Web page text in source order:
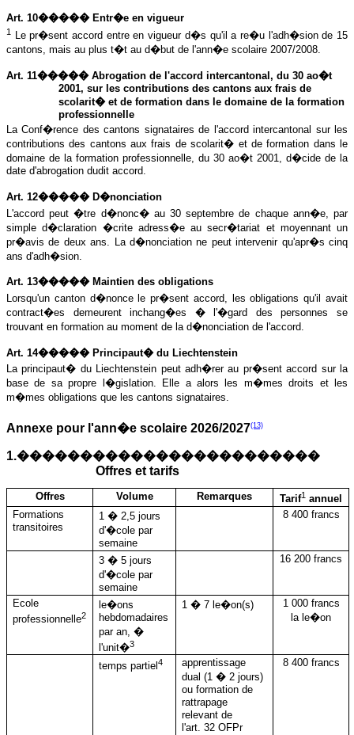
Art. 10����� Entr�e en vigueur
1
Le pr�sent accord entre en vigueur d�s qu'il a re�u l'adh�sion de 15
cantons, mais au plus t�t au d�but de l'ann�e scolaire 2007/2008.
Art. 11����� Abrogation de l'accord intercantonal, du 30 ao�t
2001, sur les contributions des cantons aux frais de
scolarit� et de formation dans le domaine de la formation
professionnelle
La Conf�rence des cantons signataires de l'accord intercantonal sur les
contributions des cantons aux frais de scolarit� et de formation dans le
domaine de la formation professionnelle, du 30 ao�t 2001, d�cide de la
date d'abrogation dudit accord.
Art. 12����� D�nonciation
L'accord peut �tre d�nonc� au 30 septembre de chaque ann�e, par
simple d�claration �crite adress�e au secr�tariat et moyennant un
pr�avis de deux ans. La d�nonciation ne peut intervenir qu'apr�s cinq
ans d'adh�sion.
Art. 13����� Maintien des obligations
Lorsqu'un canton d�nonce le pr�sent accord, les obligations qu'il avait
contract�es demeurent inchang�es � l'�gard des personnes se
trouvant en formation au moment de la d�nonciation de l'accord.
Art. 14����� Principaut� du Liechtenstein
La principaut� du Liechtenstein peut adh�rer au pr�sent accord sur la
base de sa propre l�gislation. Elle a alors les m�mes droits et les
m�mes obligations que les cantons signataires.
Annexe pour l'ann�e scolaire 2026/2027(13)
1.������������������������
Offres et tarifs
Offres Volume Remarques Tarif1 annuel
Formations
transitoires
1 � 2,5 jours
d'�cole par
semaine
8 400 francs
3 � 5 jours
d'�cole par
semaine
16 200 francs
Ecole
professionnelle2
le�ons
hebdomadaires
par an, �
l'unit�3
1 � 7 le�on(s)
1 000 francs
la le�on
temps partiel4
apprentissage
dual (1 � 2 jours)
ou formation de
rattrapage
relevant de
l'art. 32 OFPr
8 400 francs